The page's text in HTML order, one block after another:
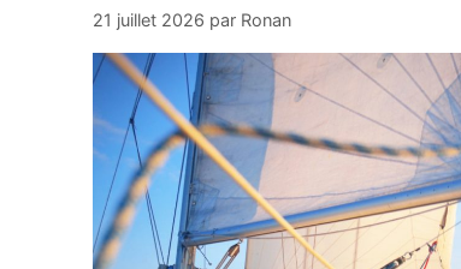
21 juillet 2026 par Ronan